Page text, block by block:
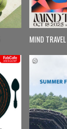
MIND TRAVEL